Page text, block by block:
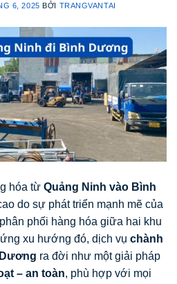
6, 2025 BỞI TRANGVANTAI
hóa từ Quảng Ninh vào Bình
do sự phát triển mạnh mẽ của
phối hàng hóa giữa hai khu
xu hướng đó, dịch vụ chành
ra đời như một giải pháp
– an toàn, phù hợp với mọi